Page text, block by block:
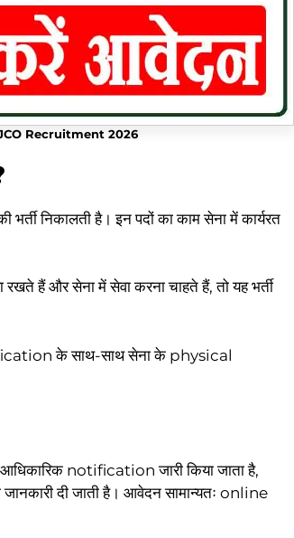
Recruitment 2026
निकालती है। इन पदों का काम सेना में कार्यरत
रखते हैं और सेना में सेवा करना चाहते हैं, तो यह भर्ती
के साथ-साथ सेना के physical
notification जारी किया जाता है,
दी जाती है। आवेदन सामान्यतः online